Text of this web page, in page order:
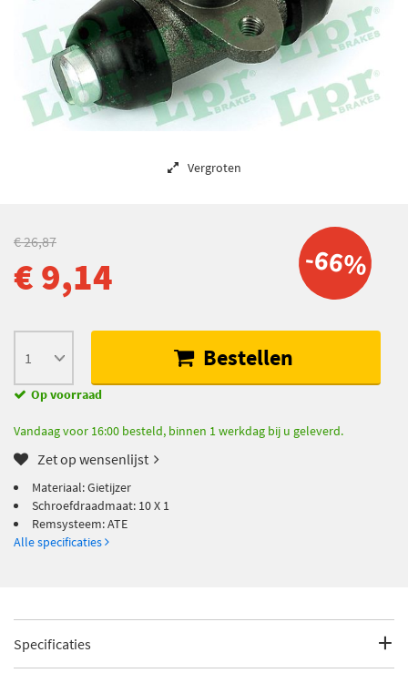
Vergroten
-66%
€ 26,87
€ 9,14
Bestellen
Op voorraad
Vandaag voor 16:00 besteld, binnen 1 werkdag bij u geleverd.
Zet op wensenlijst
Materiaal: Gietijzer
Schroefdraadmaat: 10 X 1
Remsysteem: ATE
Alle specificaties
Specificaties